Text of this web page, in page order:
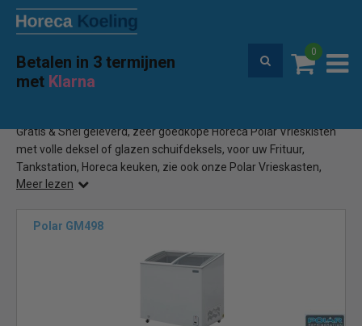
Betalen in 3 termijnen
met Klarna
0
Premium service en garantie
Home Horeca Polar Vrieskist
Gratis & Snel geleverd, zeer goedkope Horeca Polar Vrieskisten
met volle deksel of glazen schuifdeksels, voor uw Frituur,
Tankstation, Horeca keuken, zie ook onze Polar Vrieskasten,
Barkoelingen, Koelvitrines, bestel bij Horecakoeling.be
Meer lezen
Polar GM498